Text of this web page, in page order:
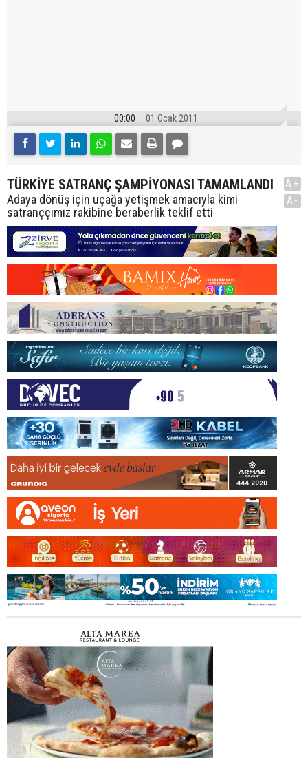
00:00 01 Ocak 2011
TÜRKİYE SATRANÇ ŞAMPİYONASI TAMAMLANDI
Adaya dönüş için uçağa yetişmek amacıyla kimi
satranççımız rakibine beraberlik teklif etti
A+
A-